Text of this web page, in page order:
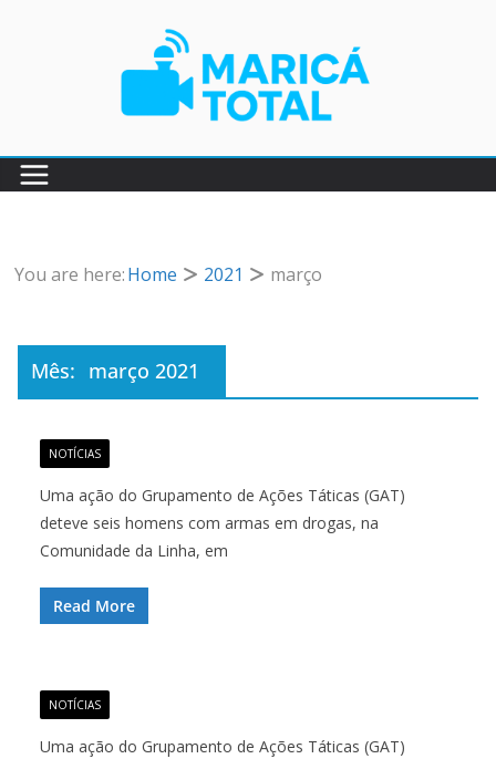
You are here:Home 2021 março
Mês: março 2021
NOTÍCIAS
Uma ação do Grupamento de Ações Táticas (GAT)
deteve seis homens com armas em drogas, na
Comunidade da Linha, em
Read More
NOTÍCIAS
Uma ação do Grupamento de Ações Táticas (GAT)